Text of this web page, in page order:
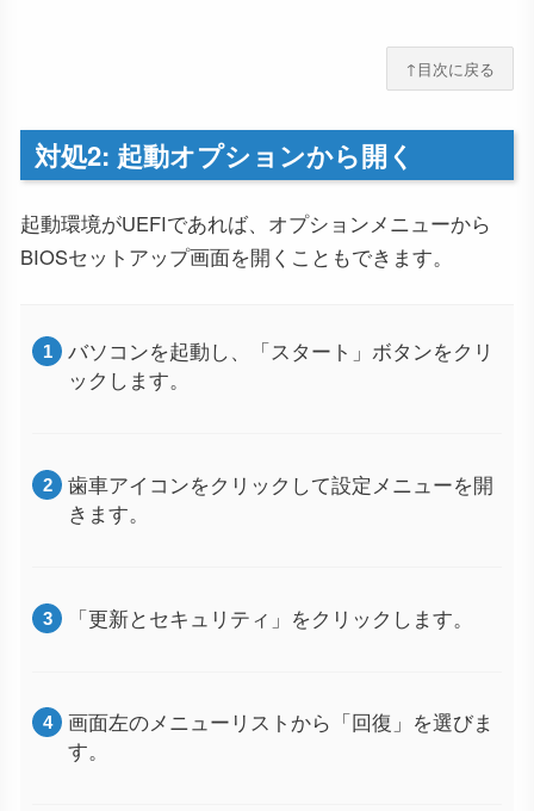
↑目次に戻る
対処2: 起動オプションから開く
起動環境がUEFIであれば、オプションメニューから
BIOSセットアップ画面を開くこともできます。
バソコンを起動し、「スタート」ボタンをクリ
ックします。
歯車アイコンをクリックして設定メニューを開
きます。
「更新とセキュリティ」をクリックします。
画面左のメニューリストから「回復」を選びま
す。